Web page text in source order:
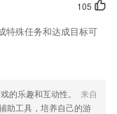
精彩的头像即可同步到
105
特殊任务和达成目标可
的乐趣和互动性。
来自
助工具，培养自己的游